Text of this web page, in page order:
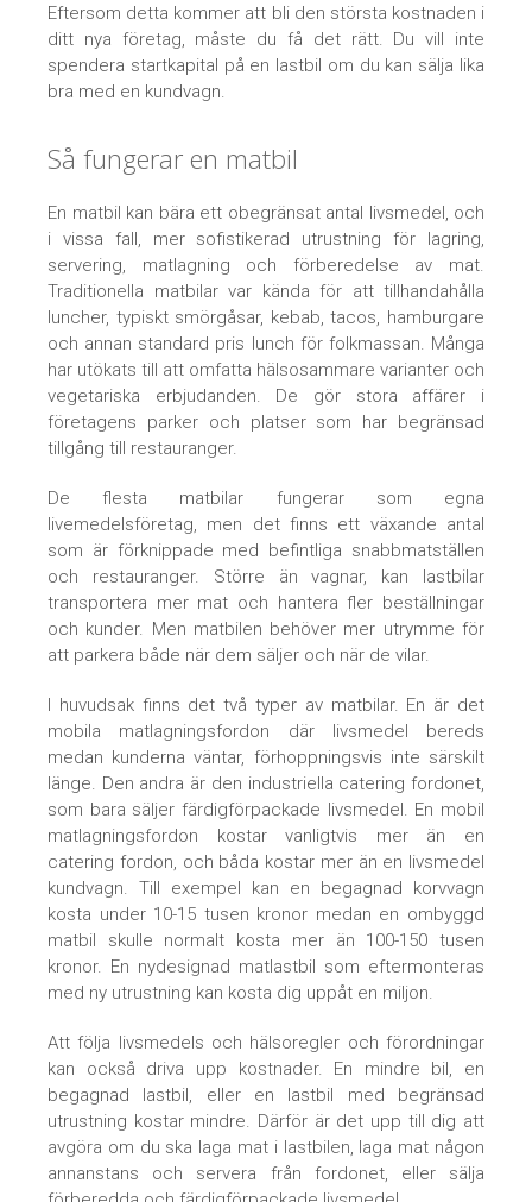
Eftersom detta kommer att bli den största kostnaden i
ditt nya företag, måste du få det rätt. Du vill inte
spendera startkapital på en lastbil om du kan sälja lika
bra med en kundvagn.
Så fungerar en matbil
En matbil kan bära ett obegränsat antal livsmedel, och
i vissa fall, mer sofistikerad utrustning för lagring,
servering, matlagning och förberedelse av mat.
Traditionella matbilar var kända för att tillhandahålla
luncher, typiskt smörgåsar, kebab, tacos, hamburgare
och annan standard pris lunch för folkmassan. Många
har utökats till att omfatta hälsosammare varianter och
vegetariska erbjudanden. De gör stora affärer i
företagens parker och platser som har begränsad
tillgång till restauranger.
De flesta matbilar fungerar som egna
livemedelsföretag, men det finns ett växande antal
som är förknippade med befintliga snabbmatställen
och restauranger. Större än vagnar, kan lastbilar
transportera mer mat och hantera fler beställningar
och kunder. Men matbilen behöver mer utrymme för
att parkera både när dem säljer och när de vilar.
I huvudsak finns det två typer av matbilar. En är det
mobila matlagningsfordon där livsmedel bereds
medan kunderna väntar, förhoppningsvis inte särskilt
länge. Den andra är den industriella catering fordonet,
som bara säljer färdigförpackade livsmedel. En mobil
matlagningsfordon kostar vanligtvis mer än en
catering fordon, och båda kostar mer än en livsmedel
kundvagn. Till exempel kan en begagnad korvvagn
kosta under 10-15 tusen kronor medan en ombyggd
matbil skulle normalt kosta mer än 100-150 tusen
kronor. En nydesignad matlastbil som eftermonteras
med ny utrustning kan kosta dig uppåt en miljon.
Att följa livsmedels och hälsoregler och förordningar
kan också driva upp kostnader. En mindre bil, en
begagnad lastbil, eller en lastbil med begränsad
utrustning kostar mindre. Därför är det upp till dig att
avgöra om du ska laga mat i lastbilen, laga mat någon
annanstans och servera från fordonet, eller sälja